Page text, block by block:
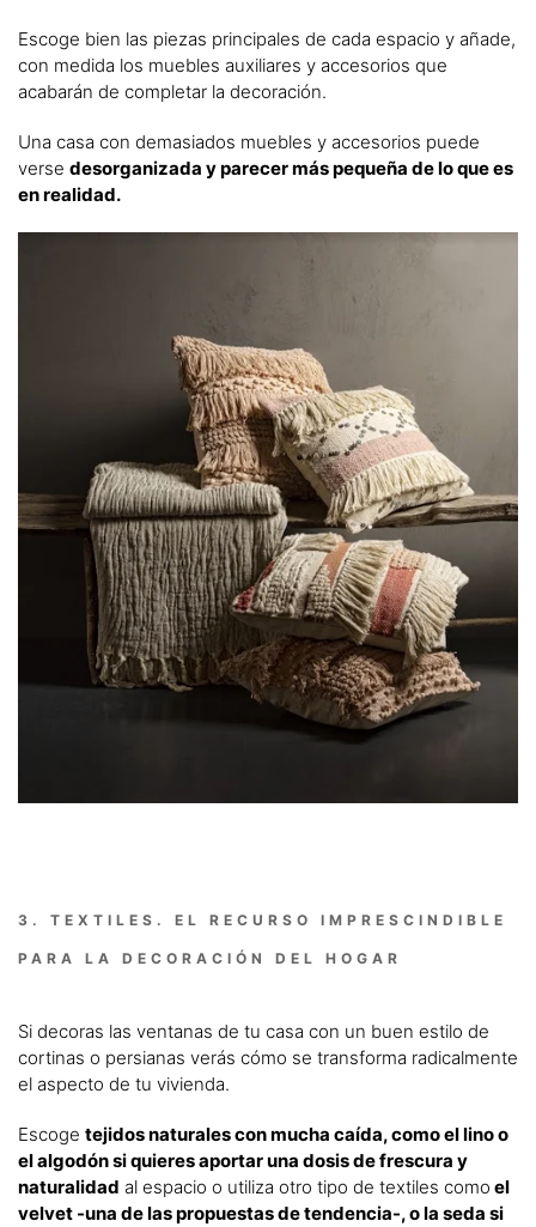
Escoge bien las piezas principales de cada espacio y añade,
con medida los muebles auxiliares y accesorios que
acabarán de completar la decoración.
Una casa con demasiados muebles y accesorios puede
verse desorganizada y parecer más pequeña de lo que es
en realidad.
3. TEXTILES. EL RECURSO IMPRESCINDIBLE
PARA LA DECORACIÓN DEL HOGAR
Si decoras las ventanas de tu casa con un buen estilo de
cortinas o persianas verás cómo se transforma radicalmente
el aspecto de tu vivienda.
Escoge tejidos naturales con mucha caída, como el lino o
el algodón si quieres aportar una dosis de frescura y
naturalidad al espacio o utiliza otro tipo de textiles como el
velvet -una de las propuestas de tendencia-, o la seda si